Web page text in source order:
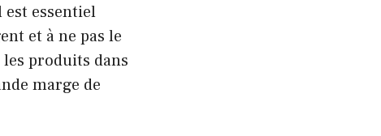
est essentiel
et à ne pas le
produits dans
marge de